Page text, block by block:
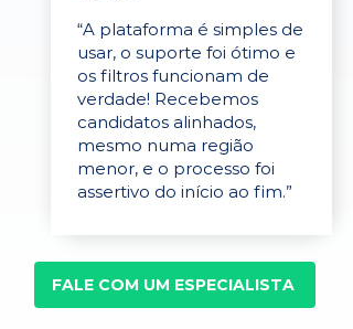
“A plataforma é simples de
usar, o suporte foi ótimo e
os filtros funcionam de
verdade! Recebemos
candidatos alinhados,
mesmo numa região
menor, e o processo foi
assertivo do início ao fim.”
FALE COM UM ESPECIALISTA